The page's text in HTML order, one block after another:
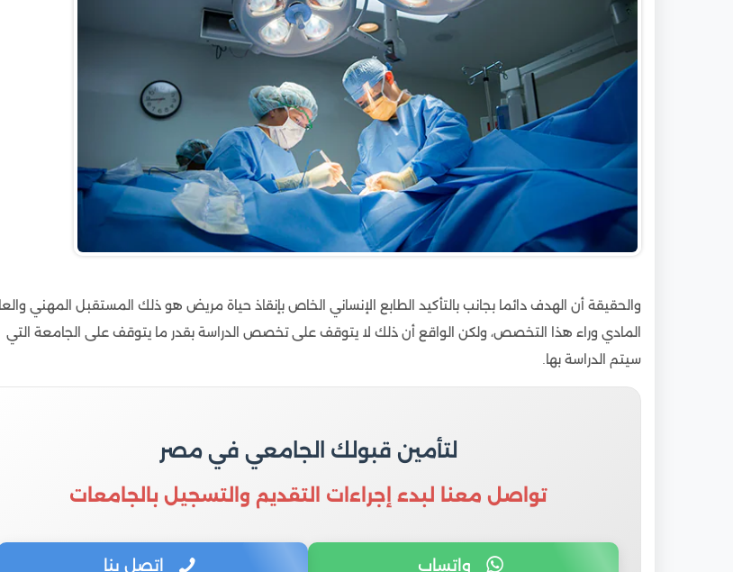
والحقيقة أن الهدف دائما بجانب بالتأكيد الطابع الإنساني الخاص بإنقاذ حياة مريض هو ذلك المستقبل المهني
المادي وراء هذا التخصص، ولكن الواقع أن ذلك لا يتوقف على تخصص الدراسة بقدر ما يتوقف على الجامعة التي
سيتم الدراسة بها.
لتأمين قبولك الجامعي في مصر
تواصل معنا لبدء إجراءات التقديم والتسجيل بالجامعات
واتساب اتصل بنا